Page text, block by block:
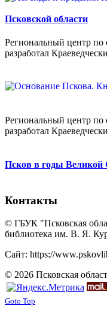
Псковской области
Региональный центр по
разработал
Региональный центр по
разработал
Псков в годы Великой
Контакты
© ГБУК "Псковская
библиотека им. В. Я.
Сайт: https://
© 2026 Псковская
Goto Top